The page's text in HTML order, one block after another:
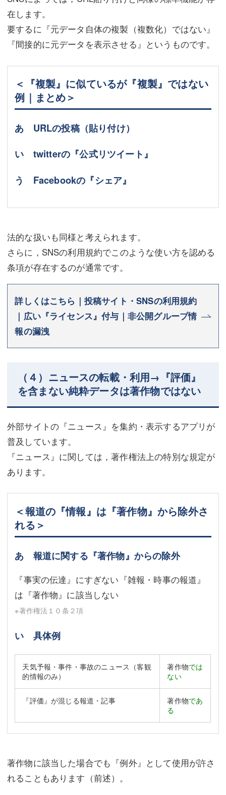
在します。
要するに『元データ自体の複製（複数化）ではない』
『間接的に元データを表示させる』というものです。
＜『複製』に似ているが『複製』ではない
例｜まとめ＞
あ URLの投稿（貼り付け）
い twitterの『公式リツイート』
う Facebookの『シェア』
法的な扱いも同様と考えられます。
さらに，SNSの利用規約でこのような使い方を認める
条項が存在するのが通常です。
詳しくはこちら｜投稿サイト・SNSの利用規約
｜広い『ライセンス』付与｜非公開グループ情
報の漏洩
（４）ニュースの転載・利用→『評価』
を含まない純粋データは著作物ではない
外部サイトの『ニュース』を集約・表示するアプリが
普及しています。
『ニュース』に関しては，著作権法上の特別な規定が
あります。
＜報道の『情報』は『著作物』から除外さ
れる＞
あ 報道に関する『著作物』からの除外
『事実の伝達』にすぎない『雑報・時事の報道』
は『著作物』に該当しない
※著作権法１０条２項
い 具体例
天気予報・事件・事故のニュース（客観
的情報のみ）
著作物では
ない
『評価』が混じる報道・記事 著作物であ
る
著作物に該当した場合でも『例外』として使用が許さ
れることもあります（前述）。